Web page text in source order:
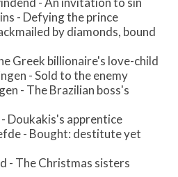
- Defying the prince
by diamonds, bound
Greek billionaire's love-child
- Sold to the enemy
- The Brazilian boss's
Doukakis's apprentice
- Bought: destitute yet
- The Christmas sisters